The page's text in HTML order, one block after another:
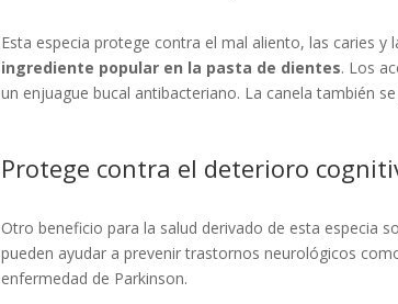
Esta especia protege contra el mal aliento, las caries y
ingrediente popular en la pasta de dientes. Los
un enjuague bucal antibacteriano. La canela también
Protege contra el deterioro
Otro beneficio para la salud derivado de esta especia
pueden ayudar a prevenir trastornos neurológicos
enfermedad de Parkinson.